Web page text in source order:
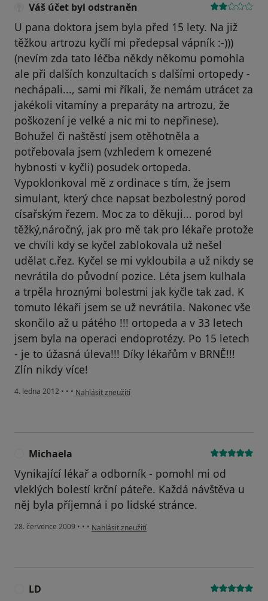
Váš účet byl odstraněn
U pana doktora jsem byla před 15 lety. Na již
těžkou artrozu kyčlí mi předepsal vápník :-)))
(nevím zda tato léčba někdy někomu pomohla
ale při dalších konzultacích s dalšími ortopedy -
nechápali..., sami mi říkali, že nemám utrácet za
jakékoli vitamíny a preparáty na artrozu, že
poškození je velké a nic mi to nepřinese).
Bohužel či naštěstí jsem otěhotněla a
potřebovala jsem (vzhledem k omezené
hybnosti v kyčli) posudek ortopeda.
Vypoklonkoval mě z ordinace s tím, že jsem
simulant, který chce napsat bezbolestný porod
císařským řezem. Moc za to děkuji... porod byl
těžký,náročný, jak pro mě tak pro lékaře protože
ve chvíli kdy se kyčel zablokovala už nešel
udělat c.řez. Kyčel se mi vykloubila a už nikdy se
nevrátila do původní pozice. Léta jsem kulhala
a trpěla hroznými bolestmi jak kyčle tak zad. K
tomuto lékaři jsem se už nevrátila. Nakonec vše
skončilo až u pátého !!! ortopeda a v 33 letech
jsem byla na operaci endoprotézy. Po 15 letech
- je to úžasná úleva!!! Díky lékařům v BRNĚ!!!
Zlín nikdy více!
4. ledna 2012 • • • podle názoru uživatele Váš účet byl odstraněn
Nahlásit zneužití
Michaela
Vynikající lékař a odborník - pomohl mi od
vleklých bolestí krční páteře. Každá návštěva u
něj byla příjemná i po lidské stránce.
28. července 2009 • • • podle názoru uživatele Michaela
Nahlásit zneužití
LD